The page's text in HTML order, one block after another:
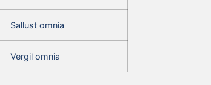
Sallust omnia
Vergil omnia